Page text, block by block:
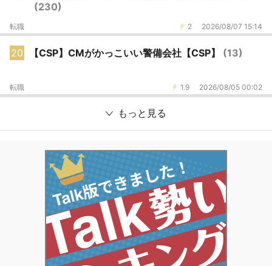
(230)
2 2026/08/07 15:14
転職
20 【CSP】CMがかっこいい警備会社【CSP】 (13)
1.9 2026/08/05 00:02
転職
もっと見る